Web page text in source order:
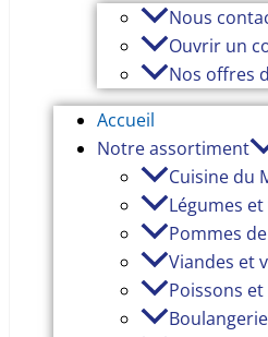
Nous
Ouvrir un
Nos offres
Accueil
Notre assortiment
Cuisine du
Légumes
Pommes
Viandes et
Poissons
Boulangerie